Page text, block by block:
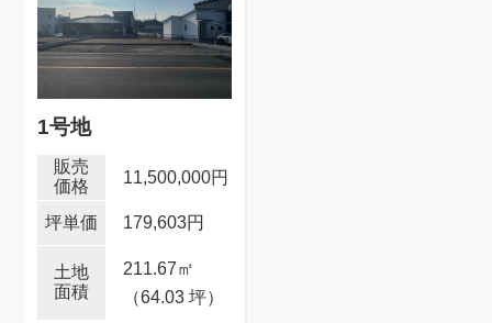
1号地
11,500,000円
179,603円
211.67㎡
（64.03 坪）